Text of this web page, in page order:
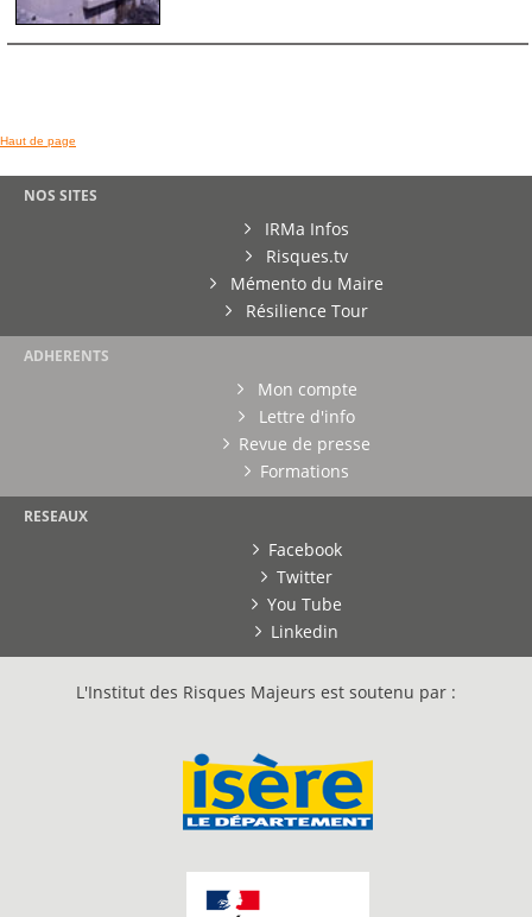
Haut de page
NOS SITES
IRMa Infos
Risques.tv
Mémento du Maire
Résilience Tour
ADHERENTS
Mon compte
Lettre d'info
Revue de presse
Formations
RESEAUX
Facebook
Twitter
You Tube
Linkedin
L'Institut des Risques Majeurs est soutenu par :